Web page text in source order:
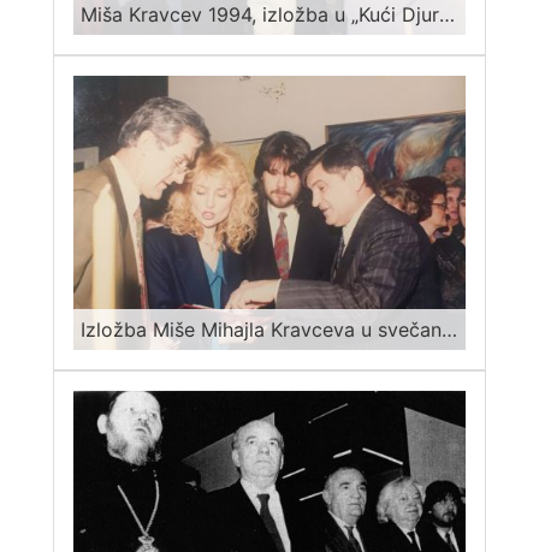
Miša Kravcev 1994, izložba u „Kući Djure Jakšića“, Skadarlija
Izložba Miše Mihajla Kravceva u svečanom holu bolnice Sv Sava, 21 januar 1993